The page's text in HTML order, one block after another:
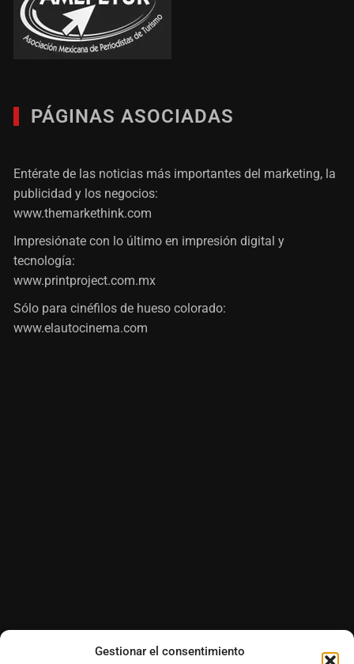
Gestionar el consentimiento
PÁGINAS ASOCIADAS
Entérate de las noticias más importantes del marketing, la
publicidad y los negocios:
www.themarkethink.com
Impresiónate con lo último en impresión digital y
tecnología:
www.printproject.com.mx
Sólo para cinéfilos de hueso colorado:
www.elautocinema.com